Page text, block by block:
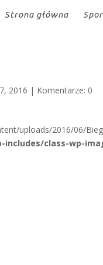
Strona główna
2016 | Komentarze: 0
uploads/2016/06/
class-wp-